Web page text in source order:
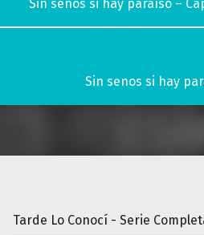
Sin senos si hay paraíso –
Sin senos si hay
Tarde Lo Conocí - Serie